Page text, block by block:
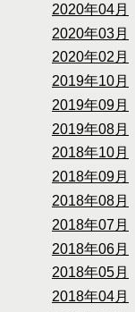
2020年04月
2020年03月
2020年02月
2019年10月
2019年09月
2019年08月
2018年10月
2018年09月
2018年08月
2018年07月
2018年06月
2018年05月
2018年04月